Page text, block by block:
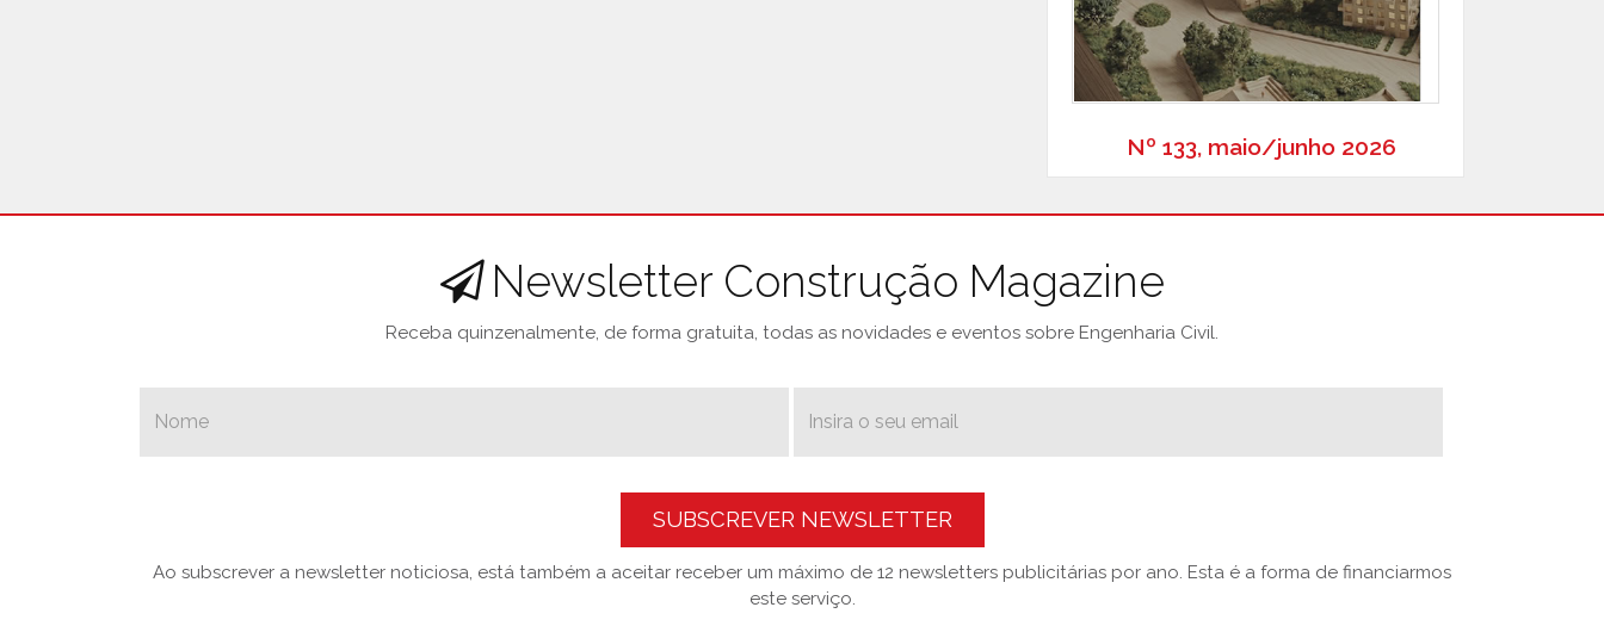
Nº 133, maio/junho 2026
Newsletter Construção Magazine
Receba quinzenalmente, de forma gratuita, todas as novidades e eventos sobre Engenharia Civil.
SUBSCREVER NEWSLETTER
Ao subscrever a newsletter noticiosa, está também a aceitar receber um máximo de 12 newsletters publicitárias por ano. Esta é a forma de financiarmos
este serviço.